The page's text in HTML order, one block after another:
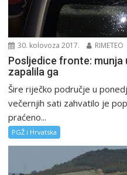
30. kolovoza 2017. RIMETEO
Posljedice fronte: munja
zapalila ga
Šire riječko područje u
večernjih sati zahvatilo je
praćeno...
PGŽ i Hrvatska